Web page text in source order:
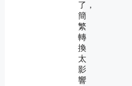
了，
簡
繁
轉
換
太
影
響